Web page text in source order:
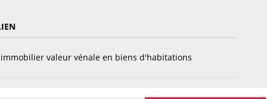
valeur vénale en biens d'habitations